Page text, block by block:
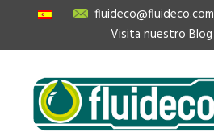
fluideco@fluideco.com
Visita nuestro Blog